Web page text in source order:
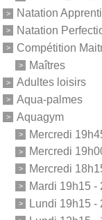
Natation
Natation
Compétition
Maîtres
Adultes loisirs
Aqua-palmes
Aquagym
Mercredi
Mercredi
Mercredi
Mardi 19h15 -
Lundi 19h15 -